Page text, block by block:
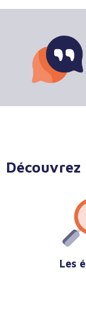
Les